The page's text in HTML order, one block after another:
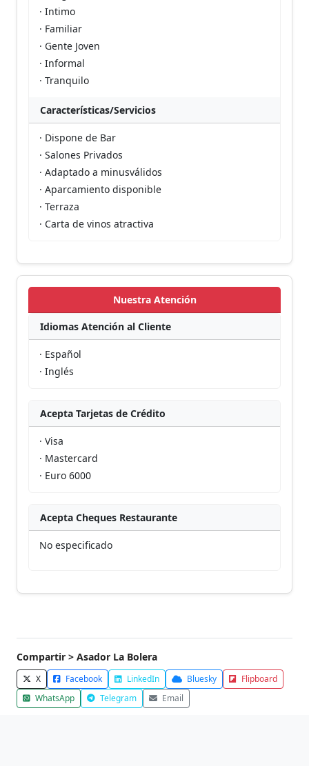
· Intimo
· Familiar
· Gente Joven
· Informal
· Tranquilo
Características/Servicios
· Dispone de Bar
· Salones Privados
· Adaptado a minusválidos
· Aparcamiento disponible
· Terraza
· Carta de vinos atractiva
Nuestra Atención
Idiomas Atención al Cliente
· Español
· Inglés
Acepta Tarjetas de Crédito
· Visa
· Mastercard
· Euro 6000
Acepta Cheques Restaurante
No especificado
Compartir > Asador La Bolera
X Facebook LinkedIn Bluesky
Flipboard
WhatsApp
Telegram Email